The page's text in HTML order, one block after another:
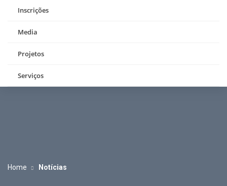
Inscrições
Media
Projetos
Serviços
Home Notícias